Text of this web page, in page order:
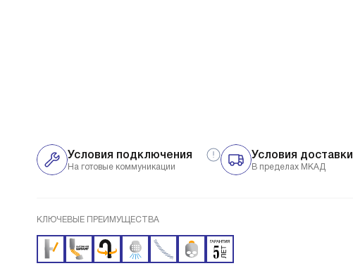
Условия доставки
В пределах МКАД
Условия подключения
На готовые коммуникации
КЛЮЧЕВЫЕ ПРЕИМУЩЕСТВА